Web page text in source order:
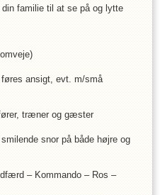
familie til at se på og lytte
ansigt, evt. m/små
træner og gæster
snor på både højre og
– Kommando – Ros –